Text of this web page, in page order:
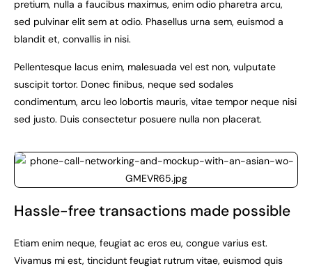
pretium, nulla a faucibus maximus, enim odio pharetra arcu,
sed pulvinar elit sem at odio. Phasellus urna sem, euismod a
blandit et, convallis in nisi.
Pellentesque lacus enim, malesuada vel est non, vulputate
suscipit tortor. Donec finibus, neque sed sodales
condimentum, arcu leo lobortis mauris, vitae tempor neque nisi
sed justo. Duis consectetur posuere nulla non placerat.
Hassle-free transactions made possible
Etiam enim neque, feugiat ac eros eu, congue varius est.
Vivamus mi est, tincidunt feugiat rutrum vitae, euismod quis